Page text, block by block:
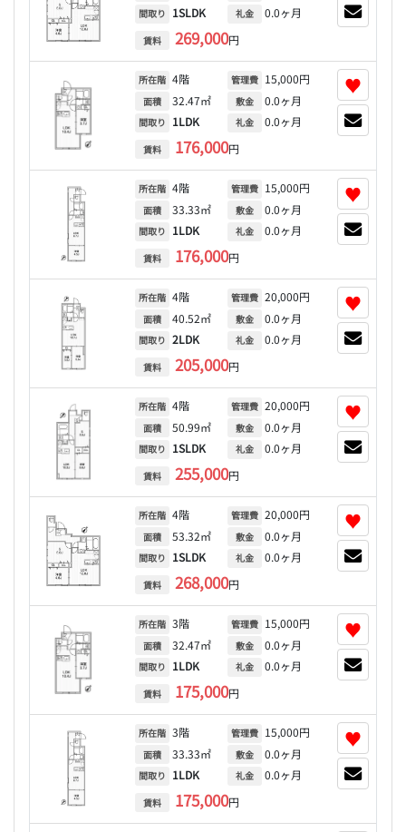
間取り 1SLDK
賃料 269,000円
礼金 0.0ヶ月
所在階 4階
面積 32.47㎡
間取り 1LDK
賃料 176,000円
管理費 15,000円
敷金 0.0ヶ月
礼金 0.0ヶ月
♥
所在階 4階
面積 33.33㎡
間取り 1LDK
賃料 176,000円
管理費 15,000円
敷金 0.0ヶ月
礼金 0.0ヶ月
♥
所在階 4階
面積 40.52㎡
間取り 2LDK
賃料 205,000円
管理費 20,000円
敷金 0.0ヶ月
礼金 0.0ヶ月
♥
所在階 4階
面積 50.99㎡
間取り 1SLDK
賃料 255,000円
管理費 20,000円
敷金 0.0ヶ月
礼金 0.0ヶ月
♥
所在階 4階
面積 53.32㎡
間取り 1SLDK
賃料 268,000円
管理費 20,000円
敷金 0.0ヶ月
礼金 0.0ヶ月
♥
所在階 3階
面積 32.47㎡
間取り 1LDK
賃料 175,000円
管理費 15,000円
敷金 0.0ヶ月
礼金 0.0ヶ月
♥
所在階 3階
面積 33.33㎡
間取り 1LDK
賃料 175,000円
管理費 15,000円
敷金 0.0ヶ月
礼金 0.0ヶ月
♥